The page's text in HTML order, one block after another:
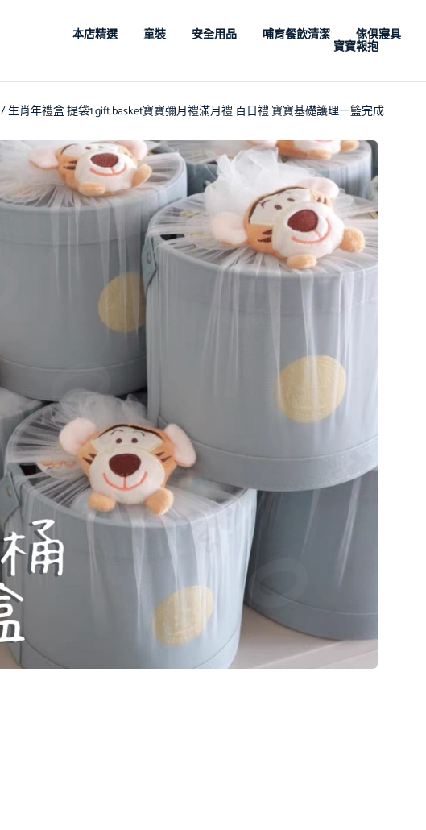
本店精選 童裝 安全用品 哺育餐飲清潔 傢俱寢具
寶寶報抱
/ 生肖年禮盒 提袋1 gift basket寶寶彌月禮滿月禮 百日禮 寶寶基礎護理一籃完成